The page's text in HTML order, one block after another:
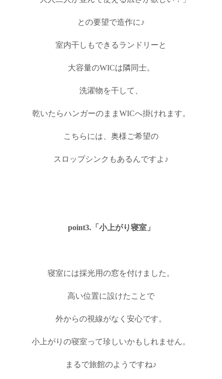
との要望で造作に♪
室内干しもできるランドリーと
大容量のWICは隣同士。
洗濯物を干して、
乾いたらハンガーのままWICへ掛けれます。
こちらには、奥様ご希望の
スロップシンクもあるんですよ♪
point3.「小上がり寝室」
寝室には採光用の窓を付けました。
高い位置に設けたことで
外からの視線がなく安心です。
小上がりの寝室って珍しいかもしれません。
まるで旅館のようですね♪